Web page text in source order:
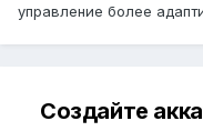
управление более
Создайте